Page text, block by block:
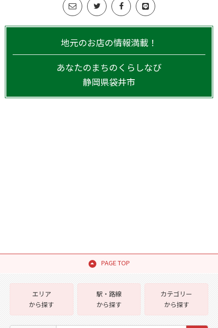
地元のお店の情報満載！
あなたのまちのくらしなび
静岡県袋井市
PAGE TOP
エリア
から探す
駅・路線
から探す
カテゴリー
から探す